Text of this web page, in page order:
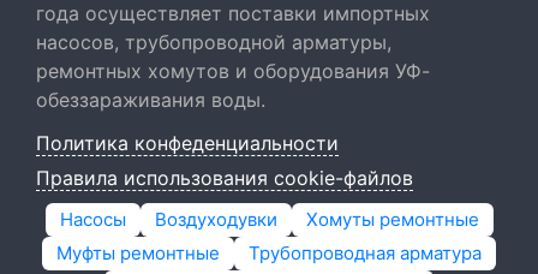
года осуществляет поставки импортных
насосов, трубопроводной арматуры,
ремонтных хомутов и оборудования УФ-
обеззараживания воды.
Политика конфеденциальности
Правила использования cookie-файлов
Насосы Воздуходувки
Хомуты ремонтные
Муфты ремонтные
Трубопроводная арматура